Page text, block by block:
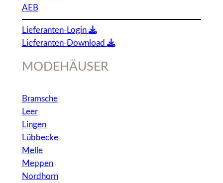
AEB
Lieferanten-Login
Lieferanten-Download
MODEHÄUSER
Bramsche
Leer
Lingen
Lübbecke
Melle
Meppen
Nordhorn